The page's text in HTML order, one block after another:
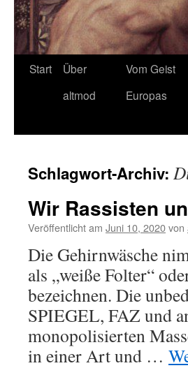
Start
Über
altmod
Vom Geist
Europas
Schlagwort-Archiv:
Wir Rassisten
Veröffentlicht am Juni 10, 2020von
Die Gehirnwäsche
als „weiße Folter“
bezeichnen. Die
SPIEGEL, FAZ und
monopolisierten
in einer Art und …